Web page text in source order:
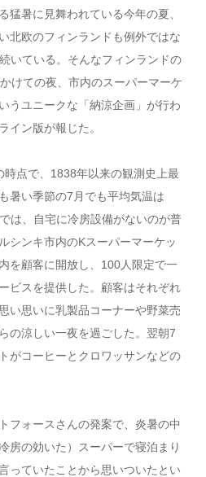
猛暑に見舞われている今年の夏、
北欧のフィンランドも例外ではな
いている。そんなフィンランドの
けての夜、市内のスーパーマーケ
うユニークな「納涼企画」が行わ
イン版が報じた。
点で、1838年以来の観測史上最
暑い季節の7月でも平均気温は
は、自宅に冷房設備がないのが普
シンキ市内のKスーパーマーケッ
を顧客に開放し、100人限定で一
ビスを提供した。顧客はそれぞれ
い思いに乳製品コーナーや野菜売
の涼しい一夜を過ごした。翌朝7
がコーヒーとクロワッサンなどの
フォースさんの発案で、炎暑の中
房の効いた）スーパーで寝泊まり
っていたことから思いついたとい